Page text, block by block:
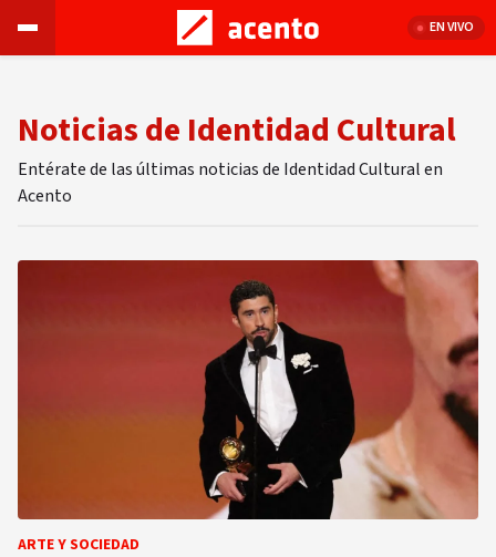
EN VIVO
Noticias de Identidad Cultural
Entérate de las últimas noticias de Identidad Cultural en
Acento
ARTE Y SOCIEDAD